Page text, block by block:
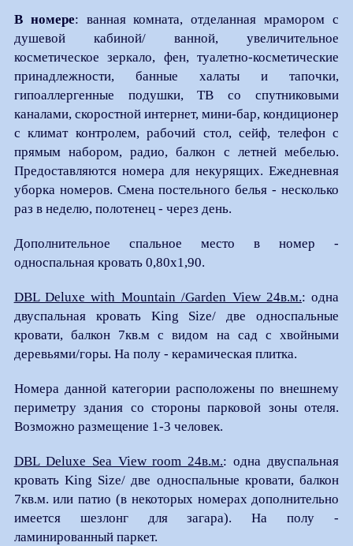
В номере: ванная комната, отделанная мрамором с
душевой кабиной/ ванной, увеличительное
косметическое зеркало, фен, туалетно-косметические
принадлежности, банные халаты и тапочки,
гипоаллергенные подушки, ТВ со спутниковыми
каналами, скоростной интернет, мини-бар, кондиционер
с климат контролем, рабочий стол, сейф, телефон с
прямым набором, радио, балкон с летней мебелью.
Предоставляются номера для некурящих. Ежедневная
уборка номеров. Смена постельного белья - несколько
раз в неделю, полотенец - через день.
Дополнительное спальное место в номер -
односпальная кровать 0,80х1,90.
DBL Deluxe with Mountain /Garden View 24в.м.: одна
двуспальная кровать King Size/ две односпальные
кровати, балкон 7кв.м с видом на сад с хвойными
деревьями/горы. На полу - керамическая плитка.
Номера данной категории расположены по внешнему
периметру здания со стороны парковой зоны отеля.
Возможно размещение 1-3 человек.
DBL Deluxe Sea View room 24в.м.: одна двуспальная
кровать King Size/ две односпальные кровати, балкон
7кв.м. или патио (в некоторых номерах дополнительно
имеется шезлонг для загара). На полу -
ламинированный паркет.